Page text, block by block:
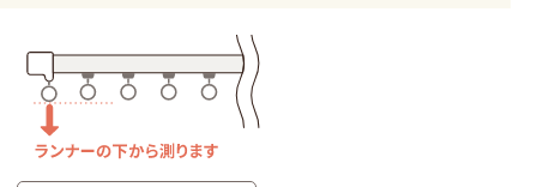
《 詳細画像 》